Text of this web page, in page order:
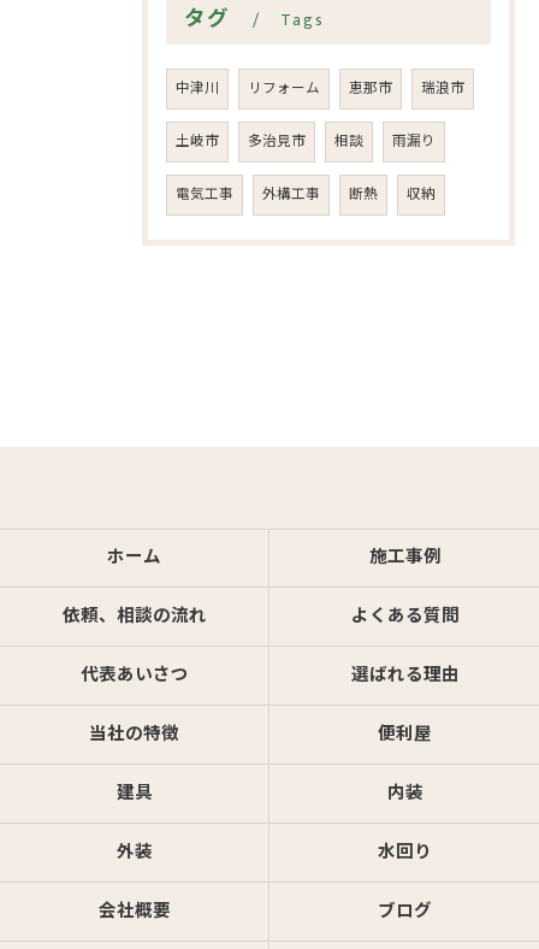
タグ Tags
中津川 リフォーム 恵那市 瑞浪市
土岐市 多治見市 相談 雨漏り
電気工事 外構工事 断熱 収納
ホーム 施工事例
依頼、相談の流れ よくある質問
代表あいさつ 選ばれる理由
当社の特徴 便利屋
建具 内装
外装 水回り
会社概要 ブログ